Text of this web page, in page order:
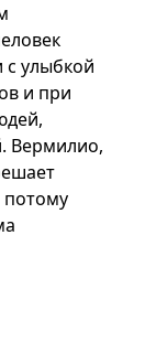
улыбкой
и при
Вермилио,
потому